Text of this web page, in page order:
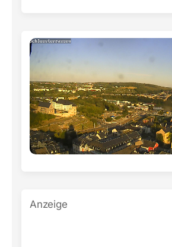
Anzeige